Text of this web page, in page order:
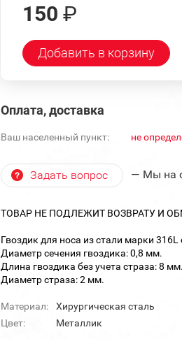
150 ₽
Добавить в корзину
Оплата, доставка
Ваш населенный пункт: не
Задать вопрос — Мы на
ТОВАР НЕ ПОДЛЕЖИТ ВОЗВРАТУ И
Гвоздик для носа из стали марки 316L
Диаметр сечения гвоздика: 0,8 мм.
Длина гвоздика без учета страза: 8 мм.
Диаметр страза: 2 мм.
Материал:
Хирургическая сталь
Цвет:
Металлик